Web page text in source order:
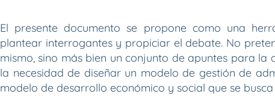
El presente documento se propone como una
plantear interrogantes y propiciar el debate. No
mismo, sino más bien un conjunto de apuntes para
la necesidad de diseñar un modelo de gestión de
modelo de desarrollo económico y social que se busca